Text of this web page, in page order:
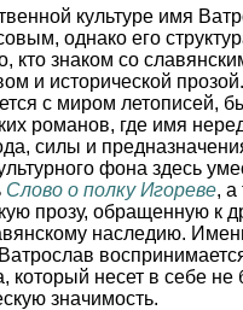
культуре имя
однако его
кто знаком со
и исторической
с миром летописей,
романов, где имя
силы и
фона здесь
Слово о полку Игореве, а
прозу, обращенную к
наследию.
который несет в себе не
значимость.